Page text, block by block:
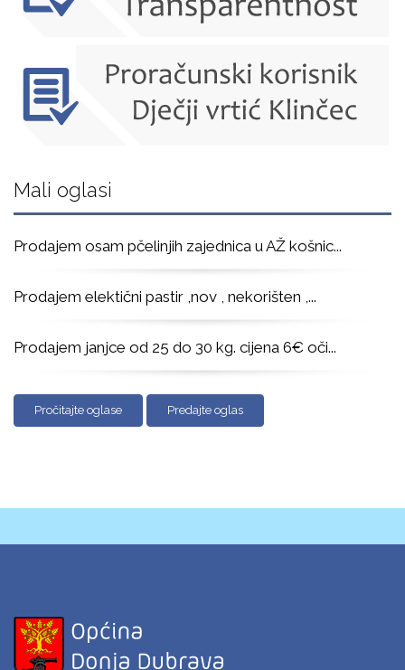
Mali oglasi
Prodajem osam pčelinjih zajednica u AŽ košnic...
Prodajem elektični pastir ,nov , nekorišten ,...
Prodajem janjce od 25 do 30 kg. cijena 6€ oči...
Pročitajte oglase Predajte oglas